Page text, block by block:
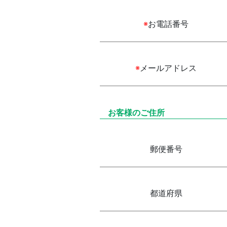
※お電話番号
※ メールアドレス
お客様のご住所
郵便番号
都道府県